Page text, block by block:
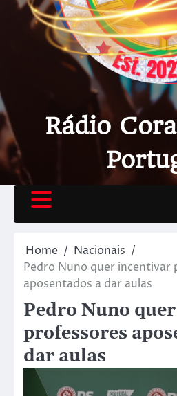
Rádio
Home
Nacionais
Pedro Nuno quer incentivar
aposentados a dar aulas
Pedro Nuno
professores
dar aulas